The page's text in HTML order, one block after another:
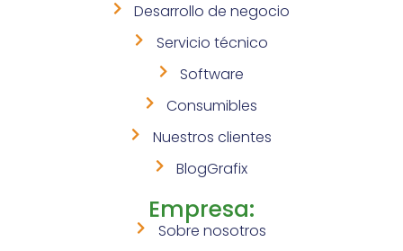
Desarrollo de negocio
Servicio técnico
Software
Consumibles
Nuestros clientes
BlogGrafix
Empresa:
Sobre nosotros